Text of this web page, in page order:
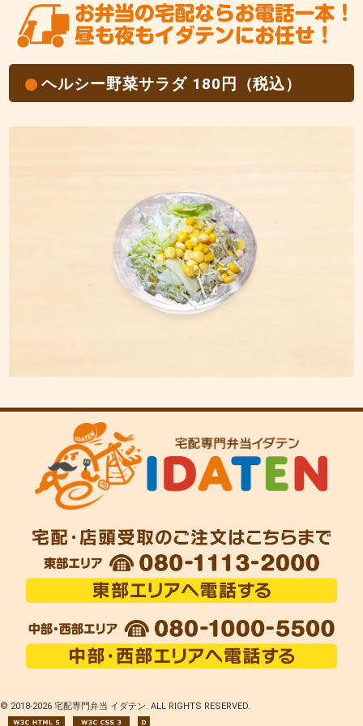
ヘルシー野菜サラダ 180円（税込）
© 2018-2026 宅配専門弁当 イダテン. ALL RIGHTS RESERVED.